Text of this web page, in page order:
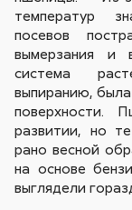
температур
посевов
вымерзания и
система
выпиранию,
поверхности.
развитии, но
рано весной
на основе
выглядели